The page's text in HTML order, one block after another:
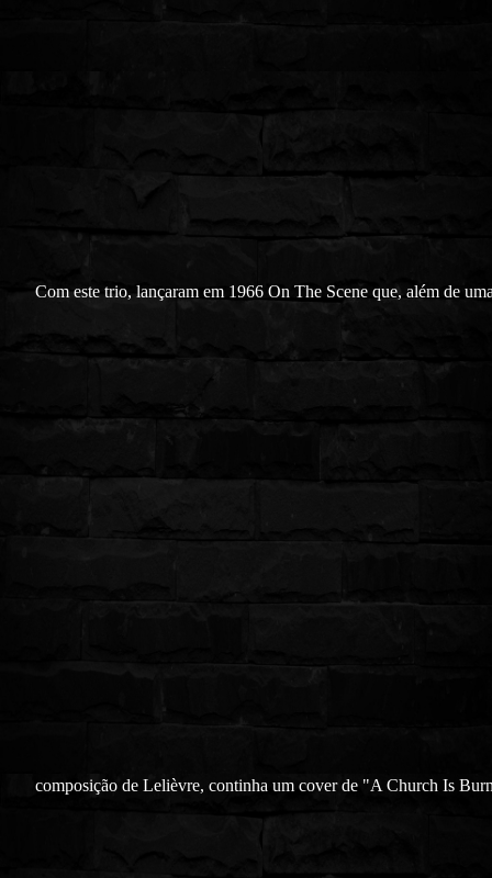
Com este trio, lançaram em 1966 On The Scene que, além de
composição de Lelièvre, continha um cover de "A Church Is